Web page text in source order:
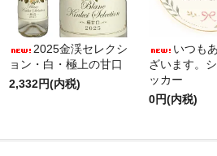
2025金渓セレクシ
ョン・白・極上の甘口
2,332円(内税)
いつも
ざいます。
ッカー
0円(内税)